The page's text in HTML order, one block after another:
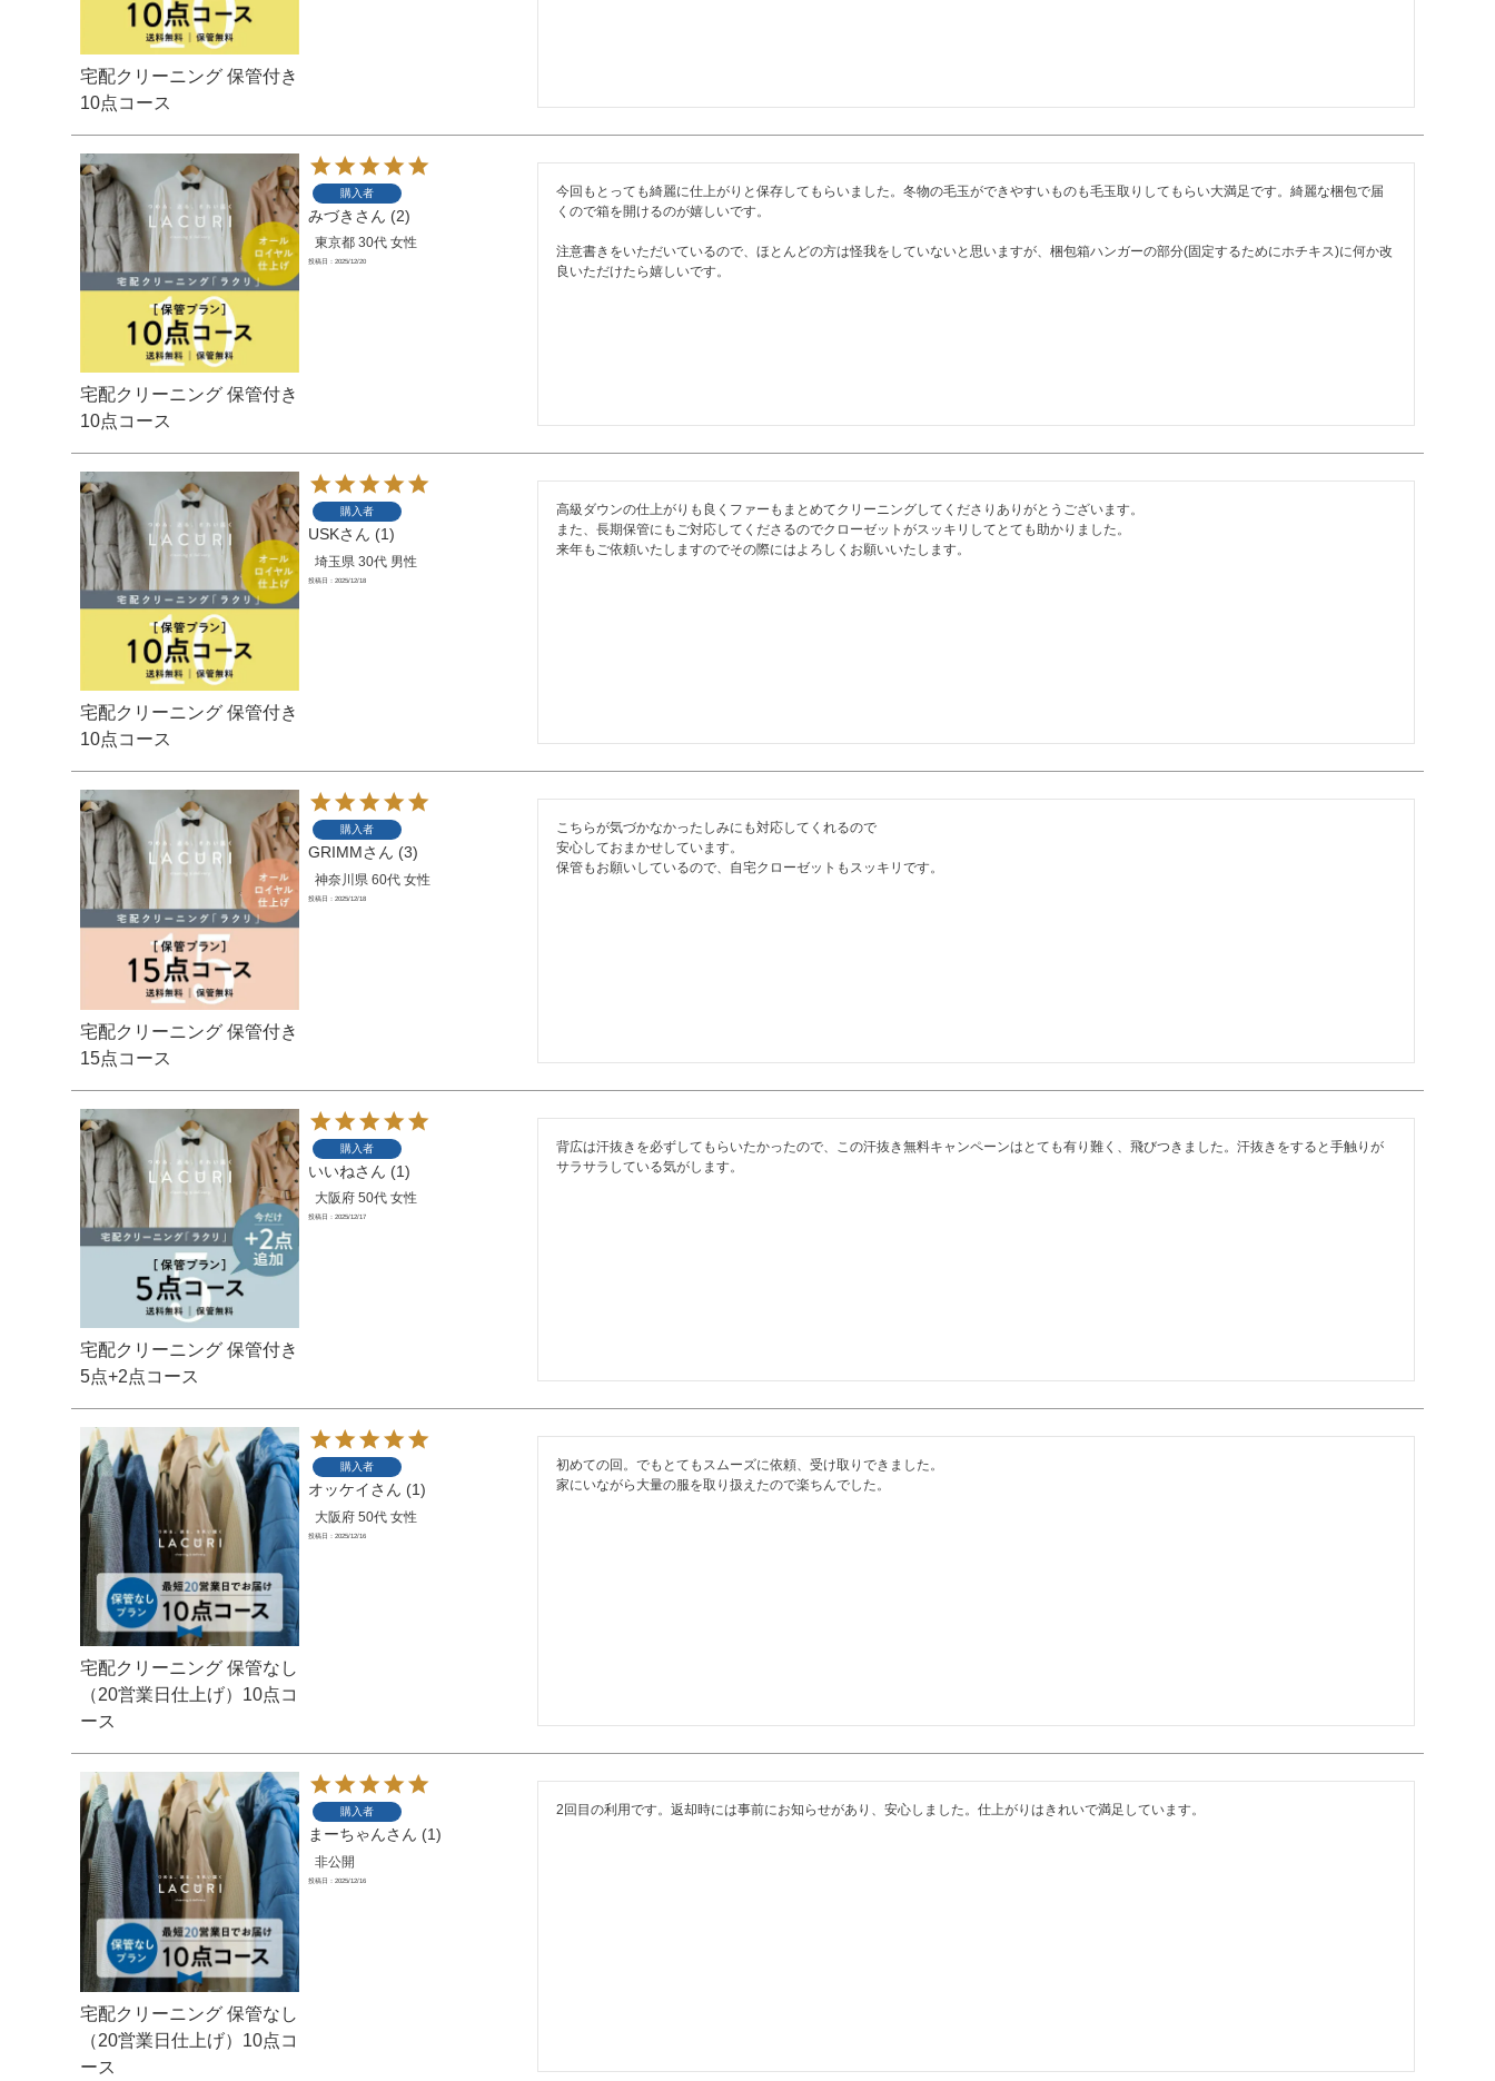
宅配クリーニング 保管付き
10点コース
宅配クリーニング 保管付き
10点コース
購入者
みづき 2
東京都 30代 女性
投稿日 2025/12/20
今回もとっても綺麗に仕上がりと保存してもらいました。冬物の毛玉ができやすいものも毛玉取りしてもらい大満足です。綺麗な梱包で届
くので箱を開けるのが嬉しいです。
注意書きをいただいているので、ほとんどの方は怪我をしていないと思いますが、梱包箱ハンガーの部分(固定するためにホチキス)に何か改
良いただけたら嬉しいです。
宅配クリーニング 保管付き
10点コース
購入者
USK 1
埼玉県 30代 男性
投稿日 2025/12/18
高級ダウンの仕上がりも良くファーもまとめてクリーニングしてくださりありがとうございます。
また、長期保管にもご対応してくださるのでクローゼットがスッキリしてとても助かりました。
来年もご依頼いたしますのでその際にはよろしくお願いいたします。
宅配クリーニング 保管付き
15点コース
購入者
GRIMM 3
神奈川県 60代 女性
投稿日 2025/12/18
こちらが気づかなかったしみにも対応してくれるので
安心しておまかせしています。
保管もお願いしているので、自宅クローゼットもスッキリです。
宅配クリーニング 保管付き
5点+2点コース
購入者
いいね 1
大阪府 50代 女性
投稿日 2025/12/17
背広は汗抜きを必ずしてもらいたかったので、この汗抜き無料キャンペーンはとても有り難く、飛びつきました。汗抜きをすると手触りが
サラサラしている気がします。
宅配クリーニング 保管なし
（20営業日仕上げ）10点コ
ース
購入者
オッケイ 1
大阪府 50代 女性
投稿日 2025/12/16
初めての回。でもとてもスムーズに依頼、受け取りできました。
家にいながら大量の服を取り扱えたので楽ちんでした。
宅配クリーニング 保管なし
（20営業日仕上げ）10点コ
ース
購入者
まーちゃん 1
非公開
投稿日 2025/12/16
2回目の利用です。返却時には事前にお知らせがあり、安心しました。仕上がりはきれいで満足しています。